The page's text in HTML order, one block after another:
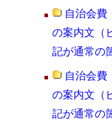
自治会費
の案内文（
記が通常の
自治会費
の案内文（
記が通常の